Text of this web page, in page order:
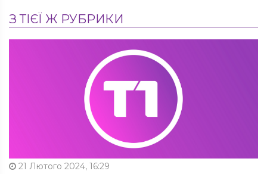
З ТІЄЇ Ж РУБРИКИ
21 Лютого 2024, 16:29